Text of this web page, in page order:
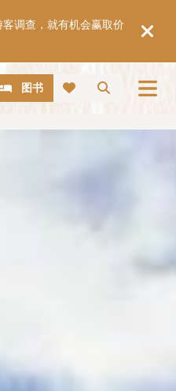
调查，就有机会赢取价
搜索
图书